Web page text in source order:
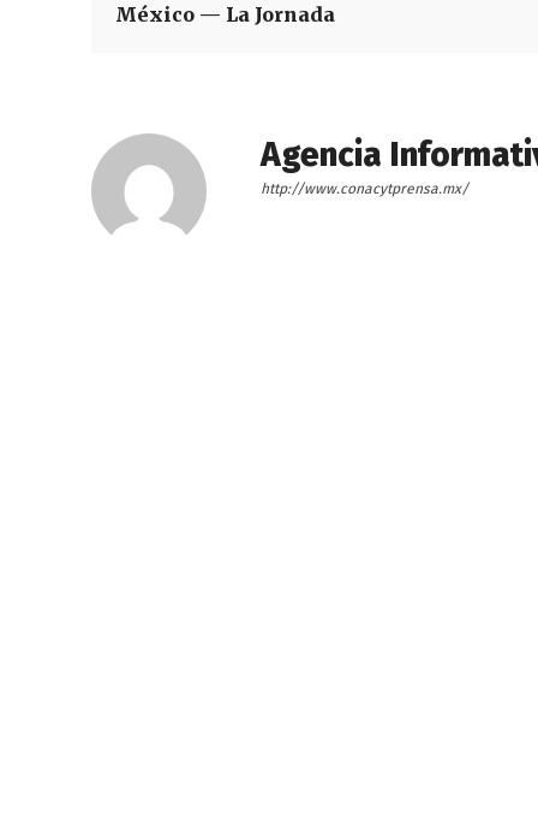
México — La Jornada
Agencia
http://www.conacytprensa.mx/